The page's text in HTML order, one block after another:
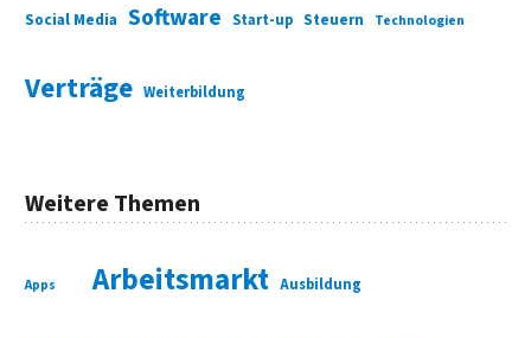
Social Media Software Start-up Steuern Technologien
Verträge Weiterbildung
Weitere Themen
Apps Arbeitsmarkt Ausbildung